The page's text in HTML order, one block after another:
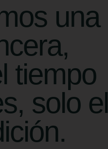
una
tiempo
solo el